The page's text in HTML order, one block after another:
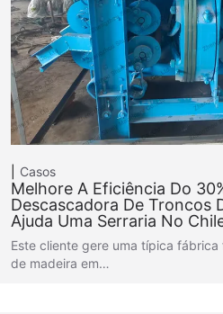
Casos
Melhore A Eficiência Do
Descascadora De Troncos
Ajuda Uma Serraria No
Este cliente gere uma típica
de madeira em…